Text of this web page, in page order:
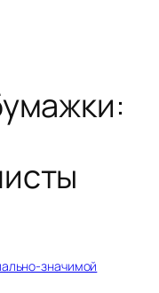
значимой